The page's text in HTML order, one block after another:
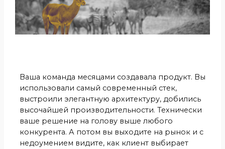
Ваша команда месяцами создавала продукт. Вы
использовали самый современный стек,
выстроили элегантную архитектуру, добились
высочайшей производительности. Технически
ваше решение на голову выше любого
конкурента. А потом вы выходите на рынок и с
недоумением видите, как клиент выбирает